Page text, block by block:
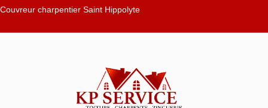
Couvreur charpentier Saint Hippolyte